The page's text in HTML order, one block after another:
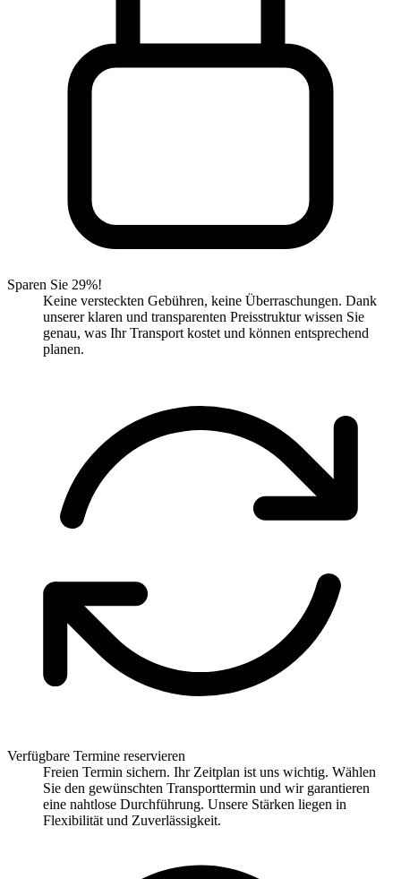
Sparen Sie 29%!
Keine versteckten Gebühren, keine Überraschungen. Dank
unserer klaren und transparenten Preisstruktur wissen Sie
genau, was Ihr Transport kostet und können entsprechend
planen.
Verfügbare Termine reservieren
Freien Termin sichern. Ihr Zeitplan ist uns wichtig. Wählen
Sie den gewünschten Transporttermin und wir garantieren
eine nahtlose Durchführung. Unsere Stärken liegen in
Flexibilität und Zuverlässigkeit.